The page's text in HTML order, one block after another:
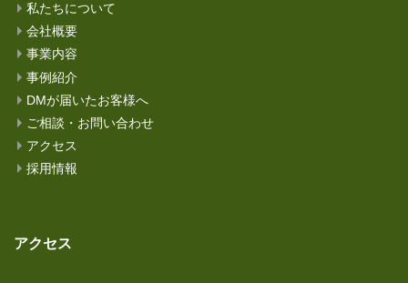
私たちについて
会社概要
事業内容
事例紹介
DMが届いたお客様へ
ご相談・お問い合わせ
アクセス
採用情報
アクセス